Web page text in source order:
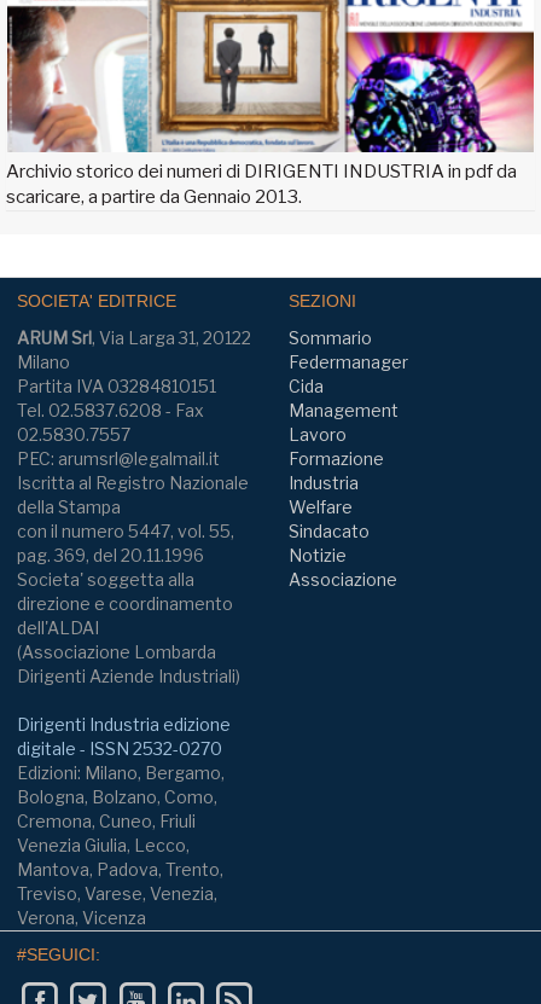
Archivio storico dei numeri di DIRIGENTI INDUSTRIA in pdf da
scaricare, a partire da Gennaio 2013.
SOCIETA' EDITRICE
ARUM Srl, Via Larga 31, 20122
Milano
Partita IVA 03284810151
Tel. 02.5837.6208 - Fax
02.5830.7557
PEC: arumsrl@legalmail.it
Iscritta al Registro Nazionale
della Stampa
con il numero 5447, vol. 55,
pag. 369, del 20.11.1996
Societa' soggetta alla
direzione e coordinamento
dell'ALDAI
(Associazione Lombarda
Dirigenti Aziende Industriali)
Dirigenti Industria edizione
digitale - ISSN 2532-0270
Edizioni: Milano, Bergamo,
Bologna, Bolzano, Como,
Cremona, Cuneo, Friuli
Venezia Giulia, Lecco,
Mantova, Padova, Trento,
Treviso, Varese, Venezia,
Verona, Vicenza
SEZIONI
Sommario
Federmanager
Cida
Management
Lavoro
Formazione
Industria
Welfare
Sindacato
Notizie
Associazione
#SEGUICI: